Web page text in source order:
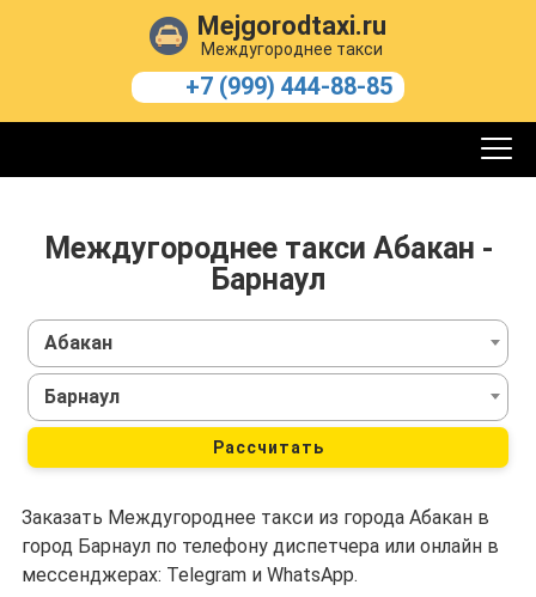
Mejgorodtaxi.ru
Междугороднее такси
+7 (999) 444-88-85
Междугороднее такси Абакан -
Барнаул
Абакан
Барнаул
Рассчитать
Заказать Междугороднее такси из города Абакан в
город Барнаул по телефону диспетчера или онлайн в
мессенджерах: Telegram и WhatsApp.